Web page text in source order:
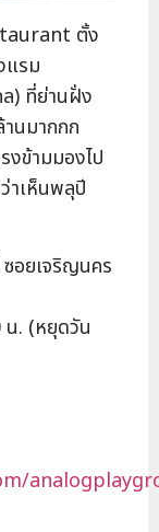
ตั้ง
แรม
) ที่ย่านฝั่ง
นมากกก
งข้ามมองไป
าเห็นพลุปี
อยเจริญนคร
น. (หยุดวัน